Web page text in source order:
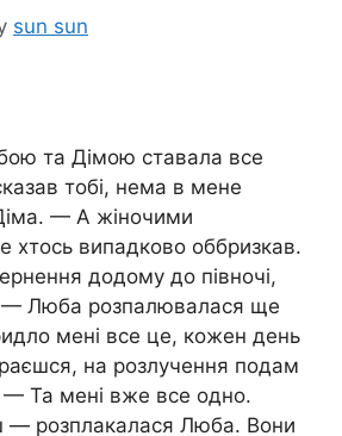
sun sun
та Дімою ставала все
тобі, нема в мене
— А жіночими
хтось випадково оббризкав.
додому до півночі,
— Люба розпалювалася ще
мені все це, кожен день
на розлучення подам
Та мені вже все одно.
розплакалася Люба. Вони